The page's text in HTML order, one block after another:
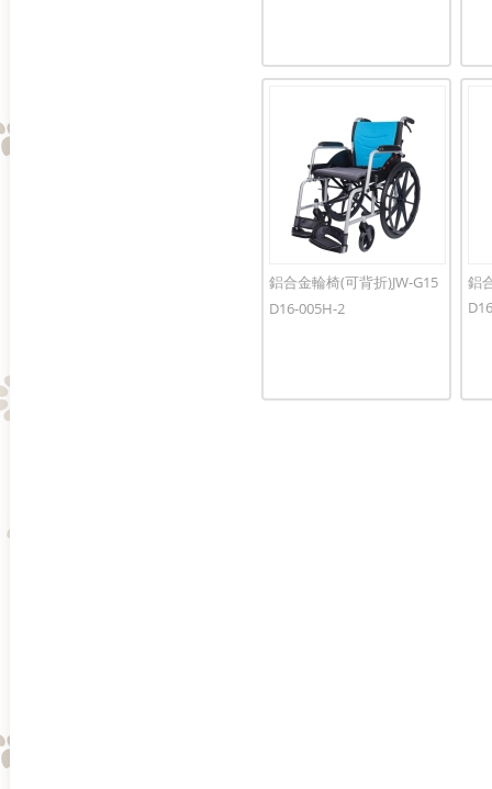
鋁合金輪椅(可背折)JW-G15
0
D16-005H-2
鋁